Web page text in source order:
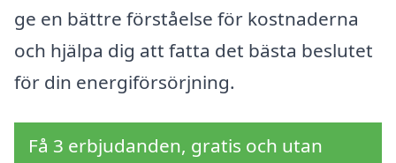
ge en bättre förståelse för kostnaderna
och hjälpa dig att fatta det bästa beslutet
för din energiförsörjning.
Få 3 erbjudanden, gratis och utan